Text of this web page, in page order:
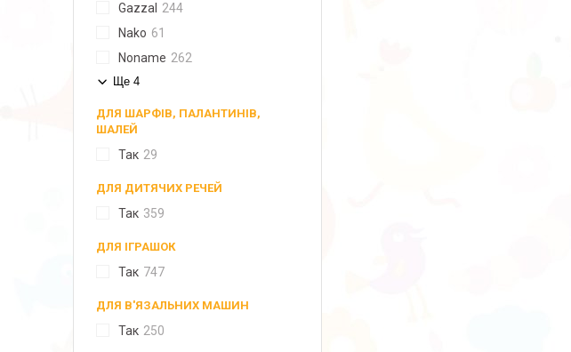
Gazzal
244
Nako 61
Noname 262
Ще 4
ДЛЯ ШАРФІВ, ПАЛАНТИНІВ,
ШАЛЕЙ
Так 29
ДЛЯ ДИТЯЧИХ РЕЧЕЙ
Так 359
ДЛЯ ІГРАШОК
Так 747
ДЛЯ В'ЯЗАЛЬНИХ МАШИН
Так 250